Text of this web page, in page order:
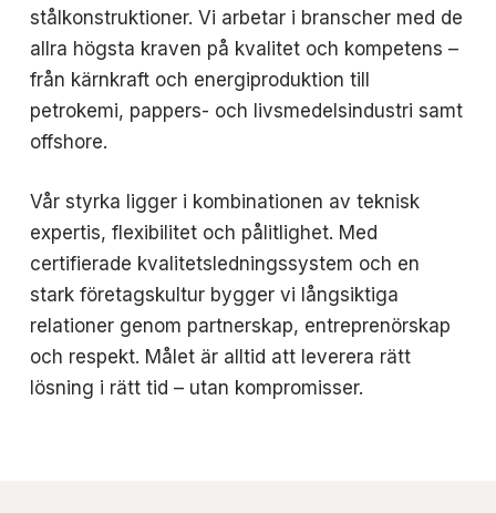
stålkonstruktioner. Vi arbetar i branscher med de
allra högsta kraven på kvalitet och kompetens –
från kärnkraft och energiproduktion till
petrokemi, pappers- och livsmedelsindustri samt
offshore.
Vår styrka ligger i kombinationen av teknisk
expertis, flexibilitet och pålitlighet. Med
certifierade kvalitetsledningssystem och en
stark företagskultur bygger vi långsiktiga
relationer genom partnerskap, entreprenörskap
och respekt. Målet är alltid att leverera rätt
lösning i rätt tid – utan kompromisser.